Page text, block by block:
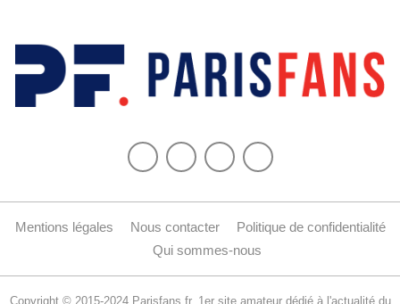
Mentions légales Nous contacter
Politique de confidentialité
Qui sommes-nous
Copyright © 2015-2024 Parisfans.fr, 1er site amateur dédié à l'actualité du